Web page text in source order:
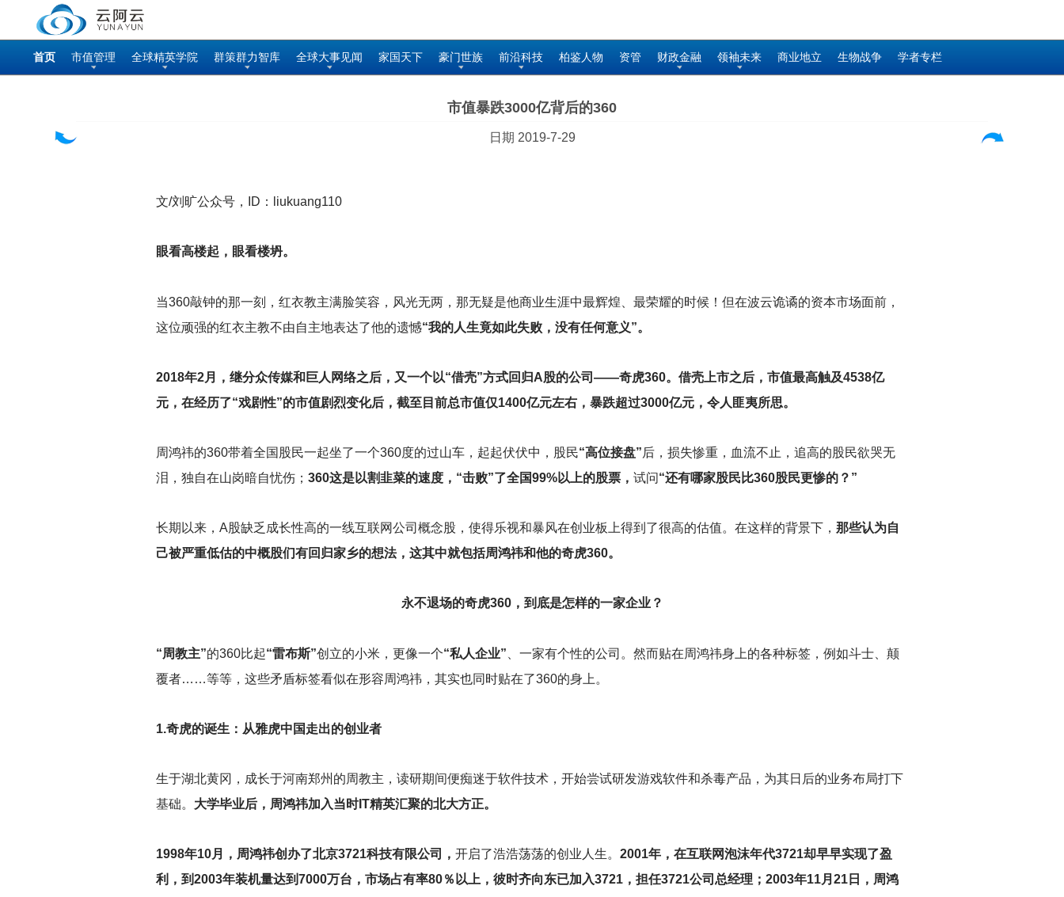
首页 市值管理 全球精英学院 群策群力智库 全球大事见闻 家国天下 豪门世族 前沿科技 柏鉴人物 资管 财政金融 领袖未来 商业地立 生物战争 学者专栏
市值暴跌3000亿背后的360
日期 2019-7-29
文/刘旷公众号，ID：liukuang110
眼看高楼起，眼看楼坍。
当360敲钟的那一刻，红衣教主满脸笑容，风光无两，那无疑是他商业生涯中最辉煌、最荣耀的时候！但在波云诡谲的资本市场面前，
这位顽强的红衣主教不由自主地表达了他的遗憾“我的人生竟如此失败，没有任何意义”。
2018年2月，继分众传媒和巨人网络之后，又一个以“借壳”方式回归A股的公司——奇虎360。借壳上市之后，市值最高触及4538亿
元，在经历了“戏剧性”的市值剧烈变化后，截至目前总市值仅1400亿元左右，暴跌超过3000亿元，令人匪夷所思。
周鸿祎的360带着全国股民一起坐了一个360度的过山车，起起伏伏中，股民“高位接盘”后，损失惨重，血流不止，追高的股民欲哭无
泪，独自在山岗暗自忧伤； 360这是以割韭菜的速度，“击败”了全国99%以上的股票， 试问“还有哪家股民比360股民更惨的？”
长期以来，A股缺乏成长性高的一线互联网公司概念股，使得乐视和暴风在创业板上得到了很高的估值。在这样的背景下， 那些认为自
己被严重低估的中概股们有回归家乡的想法，这其中就包括周鸿祎和他的奇虎360。
永不退场的奇虎360，到底是怎样的一家企业？
“周教主”的360比起“雷布斯”创立的小米，更像一个“私人企业” 、一家有个性的公司。然而贴在周鸿祎身上的各种标签，例如斗士、颠
覆者……等等，这些矛盾标签看似在形容周鸿祎，其实也同时贴在了360的身上。
1.奇虎的诞生：从雅虎中国走出的创业者
生于湖北黄冈，成长于河南郑州的周教主，读研期间便痴迷于软件技术，开始尝试研发游戏软件和杀毒产品，为其日后的业务布局打下
基础。 大学毕业后，周鸿祎加入当时IT精英汇聚的北大方正。
1998年10月，周鸿祎创办了北京3721科技有限公司， 开启了浩浩荡荡的创业人生。 2001年，在互联网泡沫年代3721却早早实现了盈
利，到2003年装机量达到7000万台，市场占有率80％以上，彼时齐向东已加入3721，担任3721公司总经理；2003年11月21日，周鸿